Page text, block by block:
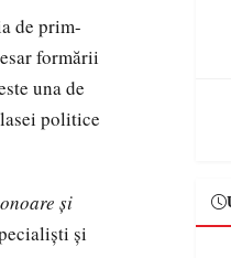
de prim-
formării
una de
politice
și
și